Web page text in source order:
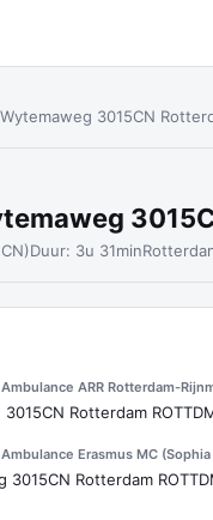
Wytemaweg 3015CN
Duur: 3u 31min
Ambulance ARR Rotterdam-
Rotterdam
Ambulance Erasmus MC (Sophia
3015CN Rotterdam